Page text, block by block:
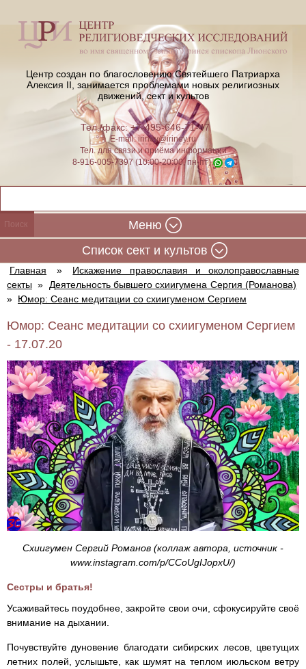
Центр создан по благословению Святейшего Патриарха
Алексия II, занимается проблемами новых религиозных
движений, сект и культов
Тел./факс: +7-495-646-71-47
E-mail:iriney@iriney.ru
Тел. для связи и приёма информации
8-916-005-7397 (10:00-20:00, пн-пт)
Меню
Cписок сект и культов
Главная »
Искажение православия и околоправославные
секты »
Деятельность бывшего схиигумена Сергия (Романова)
» Юмор: Сеанс медитации со схиигуменом Сергием
Юмор: Сеанс медитации со схиигуменом Сергием
- 17.07.20
Схиигумен Сергий Романов (коллаж автора, источник -
www.instagram.com/p/CCoUgIJopxU/)
Сестры и братья!
Усаживайтесь поудобнее, закройте свои очи, сфокусируйте своё
внимание на дыхании.
Почувствуйте дуновение благодати сибирских лесов, цветущих
летних полей, услышьте, как шумят на теплом июльском ветру